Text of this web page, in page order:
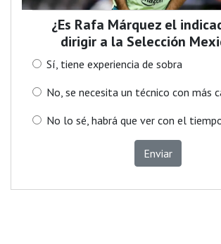
¿Es Rafa Márquez el
dirigir a la Selección
Sí, tiene experiencia de sobra
No, se necesita un técnico con más
No lo sé, habrá que ver con el
Enviar